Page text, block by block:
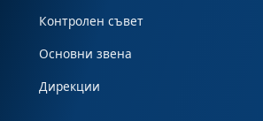
Контролен съвет
Основни звена
Дирекции